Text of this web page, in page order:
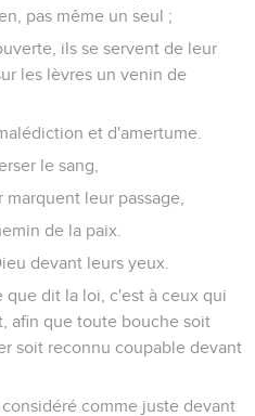
pas même un seul ;
ils se servent de leur
les lèvres un venin de
et d'amertume.
le sang,
leur passage,
de la paix.
devant leurs yeux.
que dit la loi, c'est à ceux qui
afin que toute bouche soit
soit reconnu coupable devant
comme juste devant